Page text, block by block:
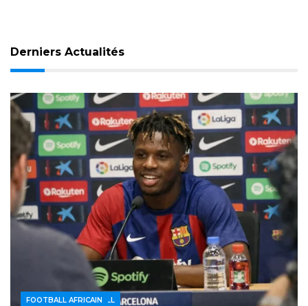
Derniers Actualités
ACTUALITÉS FOOTBALL
FOOTBALL AFRICAIN